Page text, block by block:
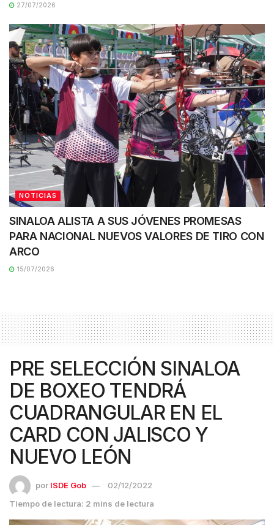
27/07/2026
NOTICIAS
SINALOA ALISTA A SUS JÓVENES PROMESAS
PARA NACIONAL NUEVOS VALORES DE TIRO CON
ARCO
15/07/2026
PRE SELECCIÓN SINALOA
DE BOXEO TENDRÁ
CUADRANGULAR EN EL
CARD CON JALISCO Y
NUEVO LEÓN
por ISDE Gob
02/12/2022
Tiempo de lectura: 2 mins de lectura